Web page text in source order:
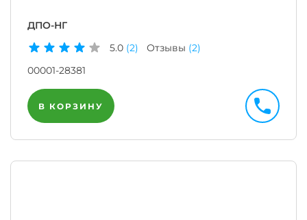
ДПО-НГ
5.0 (2) Отзывы (2)
00001-28381
В КОРЗИНУ